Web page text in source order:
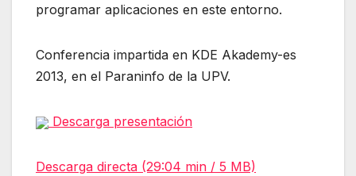
programar aplicaciones en este entorno.
Conferencia impartida en KDE Akademy-es
2013, en el Paraninfo de la UPV.
Descarga presentación
Descarga directa (29:04 min / 5 MB)